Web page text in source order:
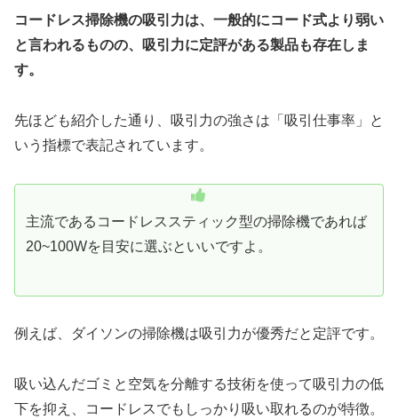
コードレス掃除機の吸引力は、一般的にコード式より弱い
と言われるものの、吸引力に定評がある製品も存在しま
す。
先ほども紹介した通り、吸引力の強さは「吸引仕事率」と
いう指標で表記されています。
主流であるコードレススティック型の掃除機であれば
20~100Wを目安に選ぶといいですよ。
例えば、ダイソンの掃除機は吸引力が優秀だと定評です。
吸い込んだゴミと空気を分離する技術を使って吸引力の低
下を抑え、コードレスでもしっかり吸い取れるのが特徴。